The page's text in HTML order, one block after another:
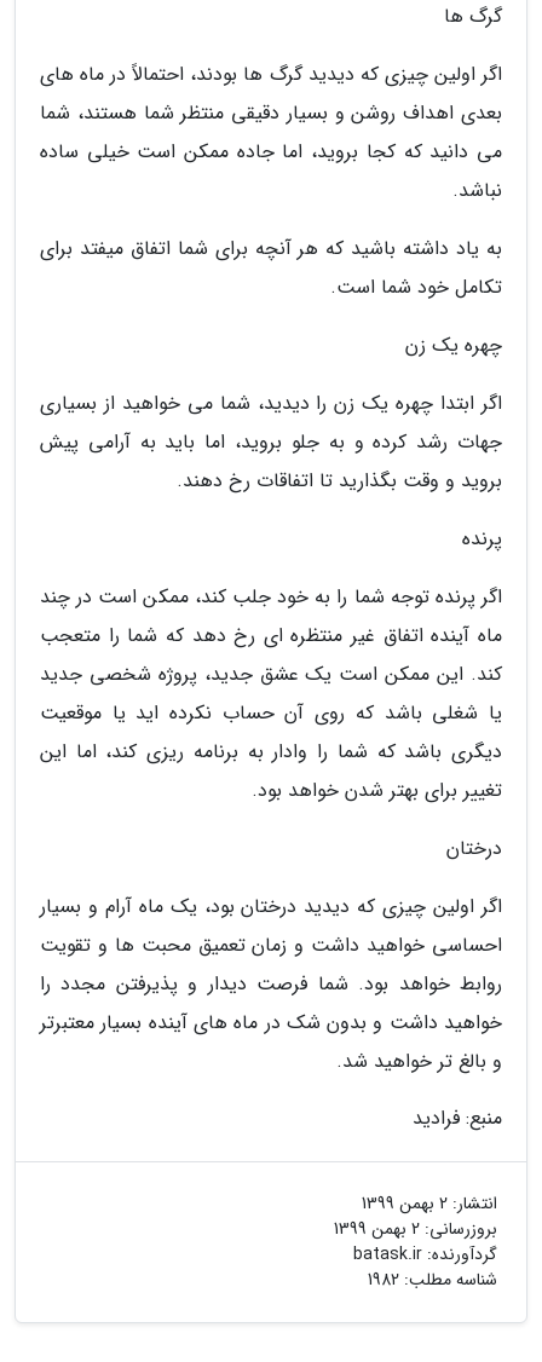
گرگ ها
اگر اولین چیزی که دیدید گرگ ها بودند، احتمالاً در ماه های
بعدی اهداف روشن و بسیار دقیقی منتظر شما هستند، شما
می دانید که کجا بروید، اما جاده ممکن است خیلی ساده
نباشد.
به یاد داشته باشید که هر آنچه برای شما اتفاق میفتد برای
تکامل خود شما است.
چهره یک زن
اگر ابتدا چهره یک زن را دیدید، شما می خواهید از بسیاری
جهات رشد کرده و به جلو بروید، اما باید به آرامی پیش
بروید و وقت بگذارید تا اتفاقات رخ دهند.
پرنده
اگر پرنده توجه شما را به خود جلب کند، ممکن است در چند
ماه آینده اتفاق غیر منتظره ای رخ دهد که شما را متعجب
کند. این ممکن است یک عشق جدید، پروژه شخصی جدید
یا شغلی باشد که روی آن حساب نکرده اید یا موقعیت
دیگری باشد که شما را وادار به برنامه ریزی کند، اما این
تغییر برای بهتر شدن خواهد بود.
درختان
اگر اولین چیزی که دیدید درختان بود، یک ماه آرام و بسیار
احساسی خواهید داشت و زمان تعمیق محبت ها و تقویت
روابط خواهد بود. شما فرصت دیدار و پذیرفتن مجدد را
خواهید داشت و بدون شک در ماه های آینده بسیار معتبرتر
و بالغ تر خواهید شد.
منبع: فرادید
انتشار: 2 بهمن 1399
بروزرسانی: 2 بهمن 1399
گردآورنده: batask.ir
شناسه مطلب: 1982